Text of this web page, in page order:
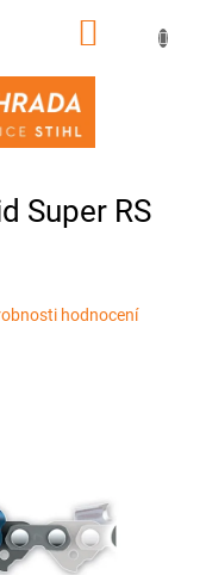
NÁKUPNÍ
Super RS
hodnocení